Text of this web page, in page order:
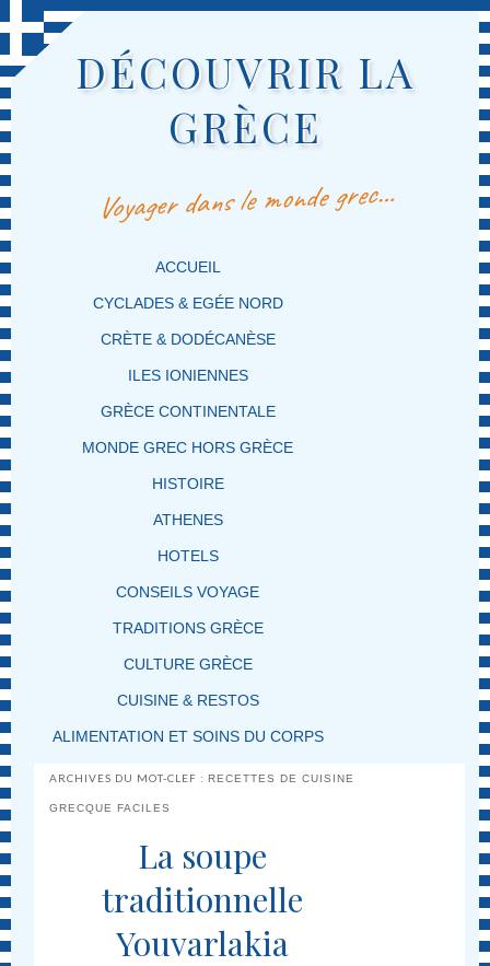
DÉCOUVRIR LA
GRÈCE
Voyager dans le monde grec…
MENU PRINCIPAL
MASQUER LA NAVIGATION PRINCIPALE
MASQUER LA NAVIGATION SECONDAIRE
ACCUEIL
CYCLADES & EGÉE NORD
CRÈTE & DODÉCANÈSE
ILES IONIENNES
GRÈCE CONTINENTALE
MONDE GREC HORS GRÈCE
HISTOIRE
ATHENES
HOTELS
CONSEILS VOYAGE
TRADITIONS GRÈCE
CULTURE GRÈCE
CUISINE & RESTOS
ALIMENTATION ET SOINS DU CORPS
ARCHIVES DU MOT-CLEF :RECETTES DE CUISINE
GRECQUE FACILES
La soupe
traditionnelle
Youvarlakia